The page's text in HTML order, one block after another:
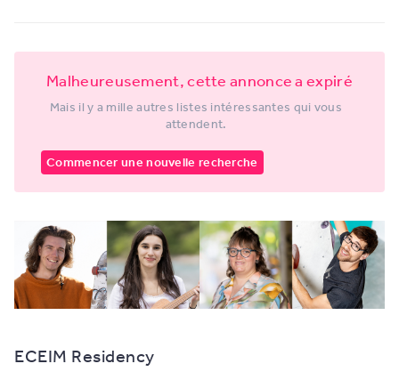
Malheureusement, cette annonce a expiré
Mais il y a mille autres listes intéressantes qui vous
attendent.
Commencer une nouvelle recherche
ECEIM Residency